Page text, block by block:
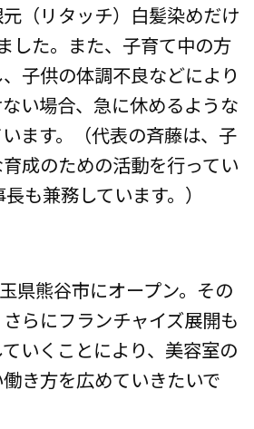
（リタッチ）白髪染めだけ
した。また、子育て中の方
子供の体調不良などにより
い場合、急に休めるような
ます。（代表の斉藤は、子
成のための活動を行ってい
も兼務しています。）
県熊谷市にオープン。その
らにフランチャイズ展開も
いくことにより、美容室の
き方を広めていきたいで